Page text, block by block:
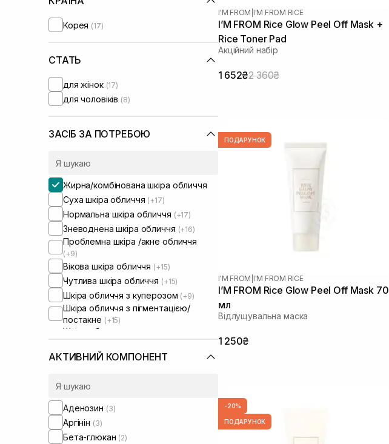
Корея (17)
СТАТЬ
для жінок (17)
для чоловіків (8)
ЗАСІБ ЗА ПОТРЕБОЮ
Жирна/комбінована шкіра обличчя
Суха шкіра обличчя (+17)
Нормальна шкіра обличчя (+17)
Зневоднена шкіра обличчя (+16)
Проблемна шкіра /акне обличчя
(+9)
Вікова шкіра обличчя (+15)
Чутлива шкіра обличчя (+15)
Шкіра обличчя з куперозом (+9)
Шкіра обличчя з пігментацією/
постакне (+15)
Шкіра обличчя з розширеними
порами
Шкіра обличчя з порушеним
мікробіомом
обличчя(+1)
АКТИВНИЙ КОМПОНЕНТ
Аденозин (3)
Аргінін (3)
Бета-глюкан (2)
I'M FROM I'M FROM RICE
I’M FROM Rice Glow Peel Off Mask +
Rice Toner Pad
Акційний набір
1 652₴2 360₴
ПОДАРУНОК
I'M FROM I'M FROM RICE
I’M FROM Rice Glow Peel Off Mask 70
мл
Відлущувальна маска
1 250₴
-20%
ПОДАРУНОК